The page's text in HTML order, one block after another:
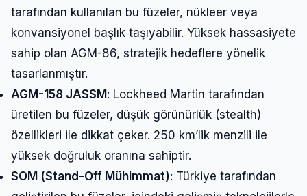
tarafından kullanılan bu füzeler, nükleer veya
konvansiyonel başlık taşıyabilir. Yüksek hassasiyete
sahip olan AGM-86, stratejik hedeflere yönelik
tasarlanmıştır.
AGM-158 JASSM : Lockheed Martin tarafından
üretilen bu füzeler, düşük görünürlük (stealth)
özellikleri ile dikkat çeker. 250 km’lik menzili ile
yüksek doğruluk oranına sahiptir.
SOM (Stand-Off Mühimmat): Türkiye tarafından